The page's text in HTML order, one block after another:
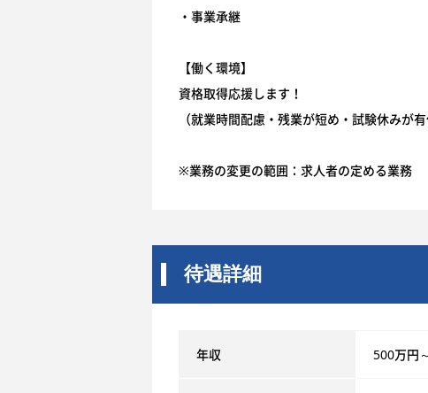
・事業承継
【働く環境】
資格取得応援します！
（就業時間配慮・残業が短め・試験休みが
※業務の変更の範囲：求人者の定める業務
待遇詳細
年収 500万円